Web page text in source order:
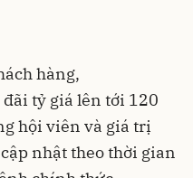
hàng,
tỷ giá lên tới 120
hội viên và giá trị
nhật theo thời gian